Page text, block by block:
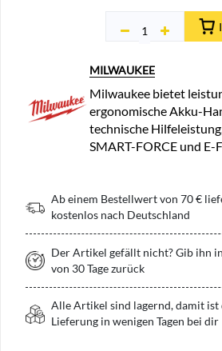
MILWAUKEE
Milwaukee bietet
ergonomische Akku-
technische
SMART-FORCE und E-
Ab einem Bestellwert von 70 €
kostenlos nach Deutschland
Der Artikel gefällt nicht? Gib ihn
von 30 Tage zurück
Alle Artikel sind lagernd, damit ist
Lieferung in wenigen Tagen bei dir